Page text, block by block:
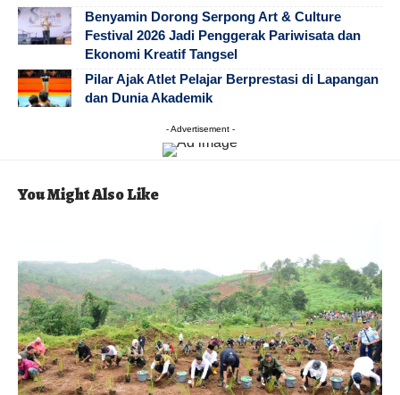
Benyamin Dorong Serpong Art & Culture
Festival 2026 Jadi Penggerak Pariwisata dan
Ekonomi Kreatif Tangsel
Pilar Ajak Atlet Pelajar Berprestasi di Lapangan
dan Dunia Akademik
- Advertisement -
You Might Also Like